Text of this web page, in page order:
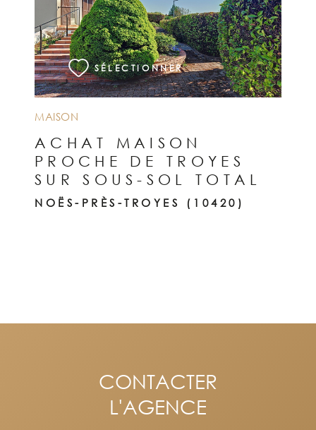
MAISON
ACHAT MAISON
PROCHE DE TROYES
SUR SOUS-SOL TOTAL
NOËS-PRÈS-TROYES (10420)
SÉLECTIONNER
VOIR LE BIEN
CONTACTER
L'AGENCE